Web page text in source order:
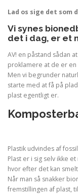
Lad os sige det som
Vi synes
det i dag, er et
AV! en påstand sådan
proklamere at de er
Men vi begrunder
starte med at få på
plast egentligt er.
Plastik udvindes af
Plast er i sig selv ikke
hvor efter det kan
Når man så snakker
fremstillingen af plast,